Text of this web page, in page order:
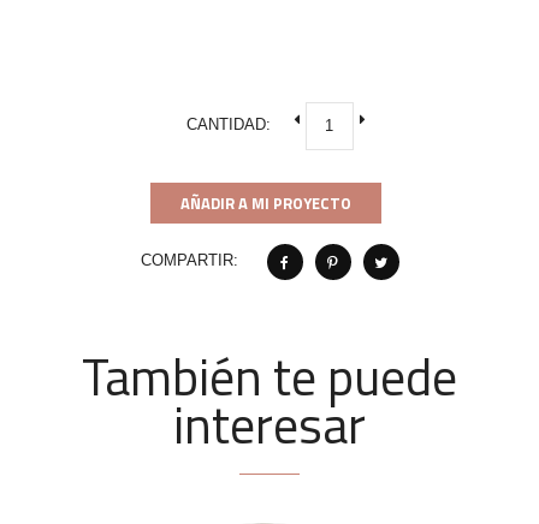
CANTIDAD:
AÑADIR A MI PROYECTO
COMPARTIR:
También te puede
interesar